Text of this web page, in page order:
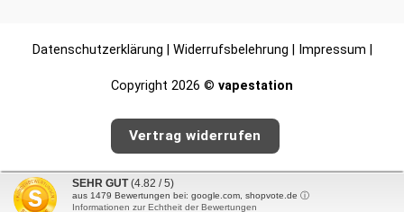
Datenschutzerklärung Widerrufsbelehrung Impressum
Copyright 2026 © vapestation
Vertrag widerrufen
SEHR GUT (4.82 / 5)
aus 1479 Bewertungen bei: google.com, shopvote.de ⓘ
Informationen zur Echtheit der Bewertungen